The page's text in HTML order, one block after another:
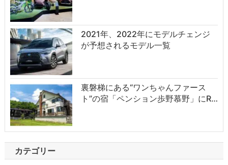
2021年、2022年にモデルチェンジ
が予想されるモデル一覧
裏磐梯にある“ワンちゃんファース
ト”の宿「ペンション歩野慕野」にR…
カテゴリー